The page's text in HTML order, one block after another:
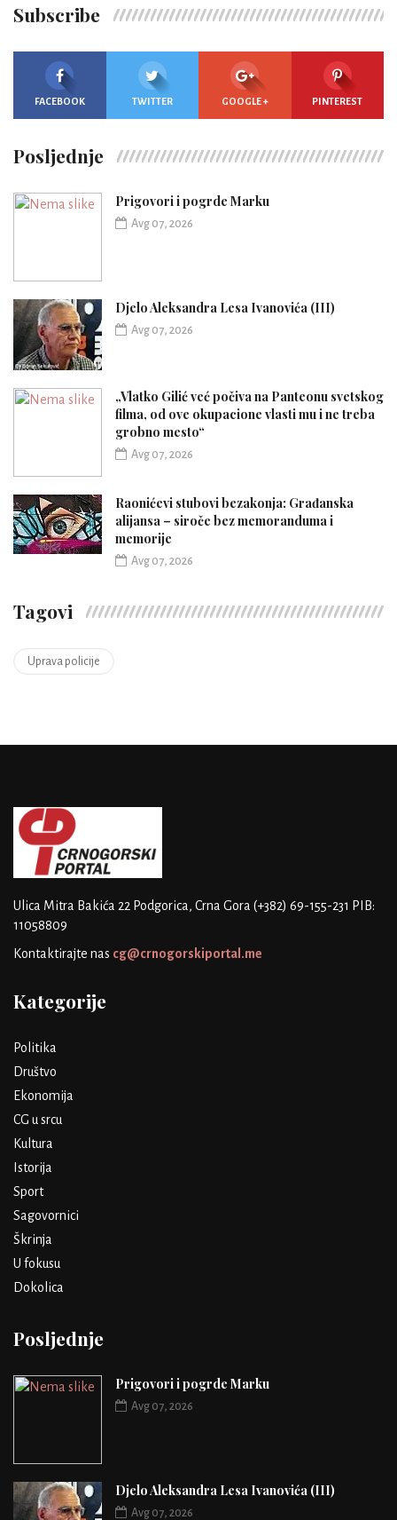
Subscribe
FACEBOOK TWITTER GOOGLE + PINTEREST
Posljednje
Prigovori i pogrde Marku
Avg 07, 2026
Djelo Aleksandra Lesa Ivanovića (III)
Avg 07, 2026
„Vlatko Gilić već počiva na Panteonu svetskog
filma, od ove okupacione vlasti mu i ne treba
grobno mesto“
Avg 07, 2026
Raonićevi stubovi bezakonja: Građanska
alijansa – siroče bez memoranduma i
memorije
Avg 07, 2026
Tagovi
Uprava policije
Ulica Mitra Bakića 22 Podgorica, Crna Gora (+382) 69-155-231 PIB:
11058809
Kontaktirajte nas cg@crnogorskiportal.me
Kategorije
Politika
Društvo
Ekonomija
CG u srcu
Kultura
Istorija
Sport
Sagovornici
Škrinja
U fokusu
Dokolica
Posljednje
Prigovori i pogrde Marku
Avg 07, 2026
Djelo Aleksandra Lesa Ivanovića (III)
Avg 07, 2026